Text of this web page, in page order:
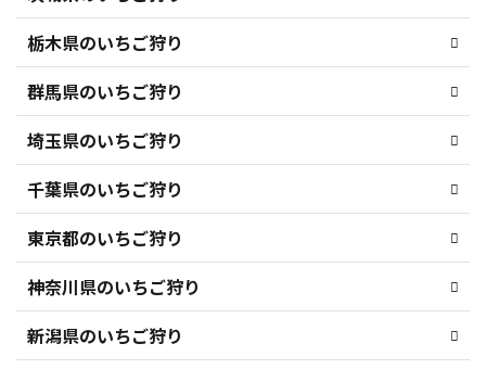
栃木県のいちご狩り
群馬県のいちご狩り
埼玉県のいちご狩り
千葉県のいちご狩り
東京都のいちご狩り
神奈川県のいちご狩り
新潟県のいちご狩り